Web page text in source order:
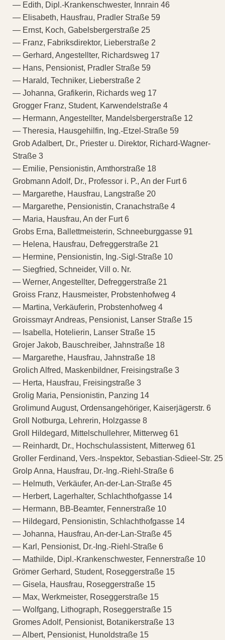
— Edith, Dipl.-Krankenschwester, Innrain 46
— Elisabeth, Hausfrau, Pradler Straße 59
— Ernst, Koch, Gabelsbergerstraße 25
— Franz, Fabriksdirektor, Lieberstraße 2
— Gerhard, Angestellter, Richardsweg 17
— Hans, Pensionist, Pradler Straße 59
— Harald, Techniker, Lieberstraße 2
— Johanna, Grafikerin, Richards weg 17
Grogger Franz, Student, Karwendelstraße 4
— Hermann, Angestellter, Mandelsbergerstraße 12
— Theresia, Hausgehilfin, Ing.-Etzel-Straße 59
Grob Adalbert, Dr., Priester u. Direktor, Richard-Wagner-
Straße 3
— Emilie, Pensionistin, Amthorstraße 18
Grobmann Adolf, Dr., Professor i. P., An der Furt 6
— Margarethe, Hausfrau, Langstraße 20
— Margarethe, Pensionistin, Cranachstraße 4
— Maria, Hausfrau, An der Furt 6
Grobs Erna, Ballettmeisterin, Schneeburggasse 91
— Helena, Hausfrau, Defreggerstraße 21
— Hermine, Pensionistin, Ing.-Sigl-Straße 10
— Siegfried, Schneider, Vill o. Nr.
— Werner, Angestellter, Defreggerstraße 21
Groiss Franz, Hausmeister, Probstenhofweg 4
— Martina, Verkäuferin, Probstenhofweg 4
Groissmayr Andreas, Pensionist, Lanser Straße 15
— Isabella, Hotelierin, Lanser Straße 15
Grojer Jakob, Bauschreiber, Jahnstraße 18
— Margarethe, Hausfrau, Jahnstraße 18
Grolich Alfred, Maskenbildner, Freisingstraße 3
— Herta, Hausfrau, Freisingstraße 3
Grolig Maria, Pensionistin, Panzing 14
Grolimund August, Ordensangehöriger, Kaiserjägerstr. 6
Groll Notburga, Lehrerin, Holzgasse 8
Groll Hildegard, Mittelschullehrer, Mitterweg 61
— Reinhardt, Dr., Hochschulassistent, Mitterweg 61
Groller Ferdinand, Vers.-Inspektor, Sebastian-Sdieel-Str. 25
Grolp Anna, Hausfrau, Dr.-Ing.-Riehl-Straße 6
— Helmuth, Verkäufer, An-der-Lan-Straße 45
— Herbert, Lagerhalter, Schlachthofgasse 14
— Hermann, BB-Beamter, Fennerstraße 10
— Hildegard, Pensionistin, Schlachthofgasse 14
— Johanna, Hausfrau, An-der-Lan-Straße 45
— Karl, Pensionist, Dr.-Ing.-Riehl-Straße 6
— Mathilde, Dipl.-Krankenschwester, Fennerstraße 10
Grömer Gerhard, Student, Roseggerstraße 15
— Gisela, Hausfrau, Roseggerstraße 15
— Max, Werkmeister, Roseggerstraße 15
— Wolfgang, Lithograph, Roseggerstraße 15
Gromes Adolf, Pensionist, Botanikerstraße 13
— Albert, Pensionist, Hunoldstraße 15